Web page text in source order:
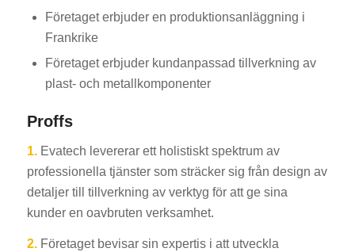
Företaget erbjuder en produktionsanläggning i
Frankrike
Företaget erbjuder kundanpassad tillverkning av
plast- och metallkomponenter
Proffs
1.Evatech levererar ett holistiskt spektrum av
professionella tjänster som sträcker sig från design av
detaljer till tillverkning av verktyg för att ge sina
kunder en oavbruten verksamhet.
2.Företaget bevisar sin expertis i att utveckla